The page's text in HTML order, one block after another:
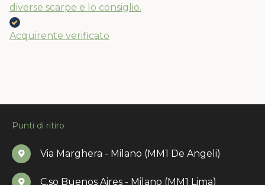
diverse scarpe e lo consiglio.
Acquirente verificato
Punti di ritiro
Via Marghera - Milano (MM1 De Angeli)
C.so Buenos Aires - Milano (MM1 Lima)